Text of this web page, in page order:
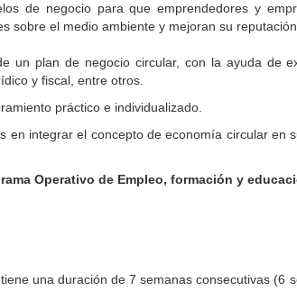
de negocio para que emprendedores y
sobre el medio ambiente y mejoran su
un plan de negocio circular, con la ayuda de
y fiscal, entre otros.
práctico e individualizado.
integrar el concepto de economía circular en
Operativo de Empleo, formación y
tiene una duración de 7 semanas consecutivas